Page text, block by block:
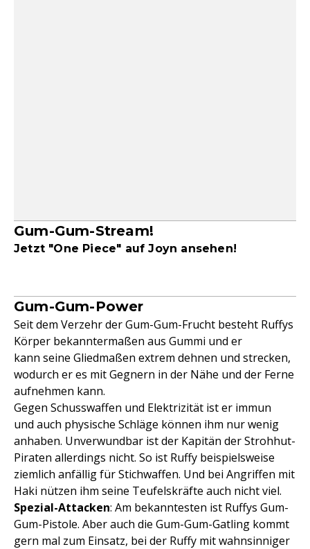
Gum-Gum-Stream!
Jetzt "One Piece" auf Joyn ansehen!
Gum-Gum-Power
Seit dem Verzehr der Gum-Gum-Frucht besteht Ruffys
Körper bekanntermaßen aus Gummi und er
kann seine Gliedmaßen extrem dehnen und strecken,
wodurch er es mit Gegnern in der Nähe und der Ferne
aufnehmen kann.
Gegen Schusswaffen und Elektrizität ist er immun
und auch physische Schläge können ihm nur wenig
anhaben. Unverwundbar ist der Kapitän der Strohhut-
Piraten allerdings nicht. So ist Ruffy beispielsweise
ziemlich anfällig für Stichwaffen. Und bei Angriffen mit
Haki nützen ihm seine Teufelskräfte auch nicht viel.
Spezial-Attacken: Am bekanntesten ist Ruffys Gum-
Gum-Pistole. Aber auch die Gum-Gum-Gatling kommt
gern mal zum Einsatz, bei der Ruffy mit wahnsinniger